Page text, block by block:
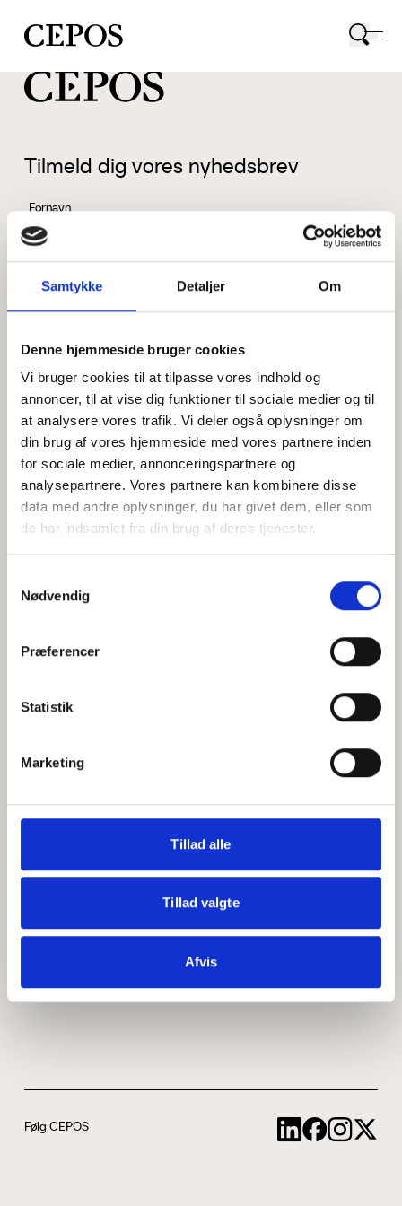
Samtykke Detaljer Om
Denne hjemmeside bruger cookies
Vi bruger cookies til at tilpasse vores indhold og
annoncer, til at vise dig funktioner til sociale medier og til
at analysere vores trafik. Vi deler også oplysninger om
din brug af vores hjemmeside med vores partnere inden
for sociale medier, annonceringspartnere og
analysepartnere. Vores partnere kan kombinere disse
data med andre oplysninger, du har givet dem, eller som
de har indsamlet fra din brug af deres tjenester.
Nødvendig
Præferencer
Statistik
Marketing
Tillad alle
Tillad valgte
Afvis
CEPOS logo
Tilmeld dig vores nyhedsbrev
Fornavn
Efternavn
Jeg accepterer behandlingen af mine personoplysninger i
henhold tilprivatlivspolitikken
Hvem er CEPOS
Medarbejdere
ABCepos
Podcast
Følg CEPOS